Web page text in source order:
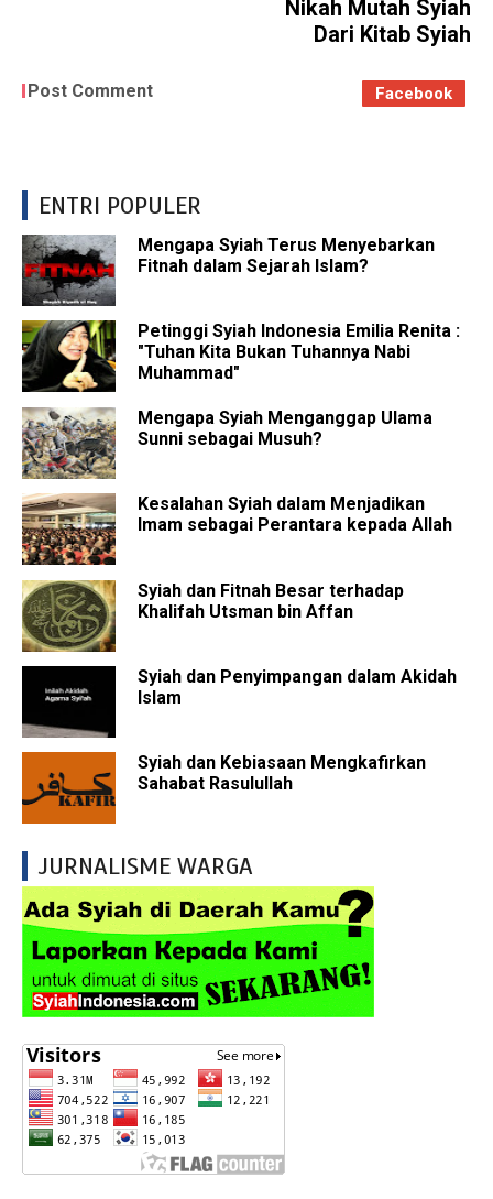
Nikah Mutah Syiah
Dari Kitab Syiah
Post Comment Facebook
ENTRI POPULER
Mengapa Syiah Terus Menyebarkan
Fitnah dalam Sejarah Islam?
Petinggi Syiah Indonesia Emilia Renita :
"Tuhan Kita Bukan Tuhannya Nabi
Muhammad"
Mengapa Syiah Menganggap Ulama
Sunni sebagai Musuh?
Kesalahan Syiah dalam Menjadikan
Imam sebagai Perantara kepada Allah
Syiah dan Fitnah Besar terhadap
Khalifah Utsman bin Affan
Syiah dan Penyimpangan dalam Akidah
Islam
Syiah dan Kebiasaan Mengkafirkan
Sahabat Rasulullah
JURNALISME WARGA